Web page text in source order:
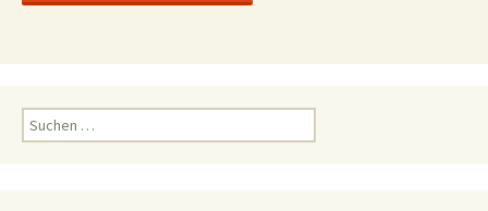
Suchen
nach: